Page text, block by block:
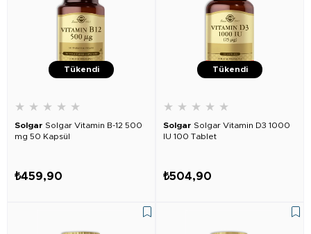
Tükendi
★ ★ ★ ★ ★
Solgar Solgar Vitamin B-12 500
mg 50 Kapsül
₺459,90
Tükendi
★ ★ ★ ★ ★
Solgar Solgar Vitamin D3 1000
IU 100 Tablet
₺504,90